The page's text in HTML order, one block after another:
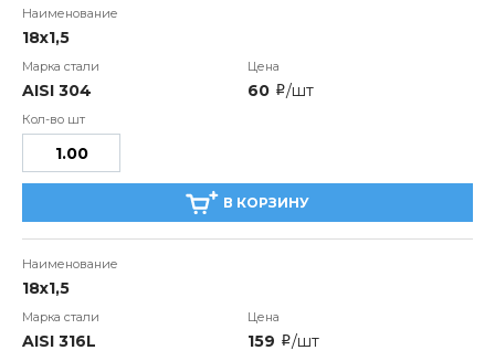
18х1,5
AISI 304 60 i/шт
В КОРЗИНУ
18х1,5
AISI 316L 159 i/шт